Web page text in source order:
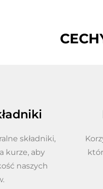
składniki,
kurze, aby
naszych